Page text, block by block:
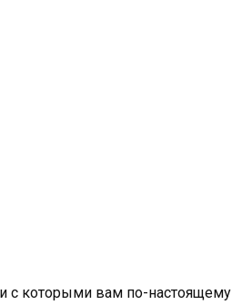
с которыми вам по-настоящему